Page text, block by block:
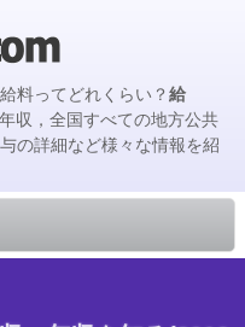
料ってどれくらい？給
収，全国すべての地方公共
の詳細など様々な情報を紹